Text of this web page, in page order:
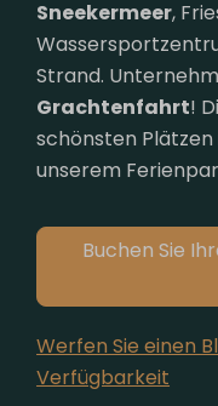
Sneekermeer,
Strand.
Grachtenfahrt!
schönsten Plätzen
unserem
Buchen Sie
Werfen Sie einen
Verfügbarkeit